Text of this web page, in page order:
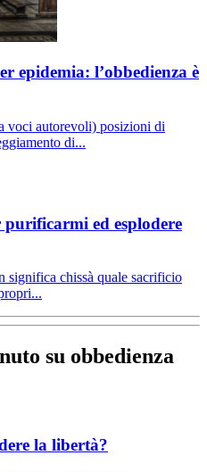
epidemia: l’obbedienza è
voci autorevoli) posizioni di
di...
ed esplodere
chissà quale sacrificio
su obbedienza
la libertà?